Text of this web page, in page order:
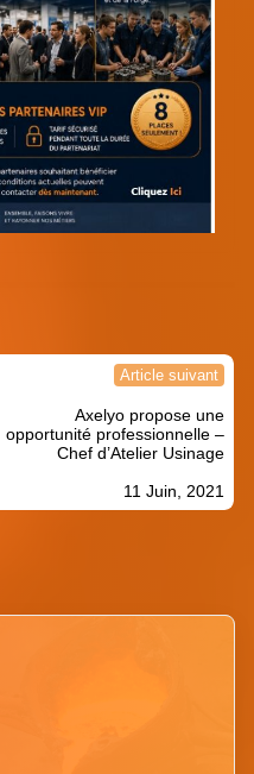
Article suivant
Axelyo propose une
opportunité professionnelle –
Chef d’Atelier Usinage
11 Juin, 2021